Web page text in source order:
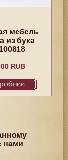
мебель
из бука
RUB
нами